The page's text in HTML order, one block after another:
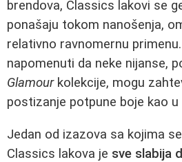
brendova, Classics lakovi se
ponašaju tokom nanošenja,
relativno ravnomernu
napomenuti da neke nijanse,
Glamourkolekcije, mogu
postizanje potpune boje kao u
Jedan od izazova sa kojima
Classics lakova je sve slabija